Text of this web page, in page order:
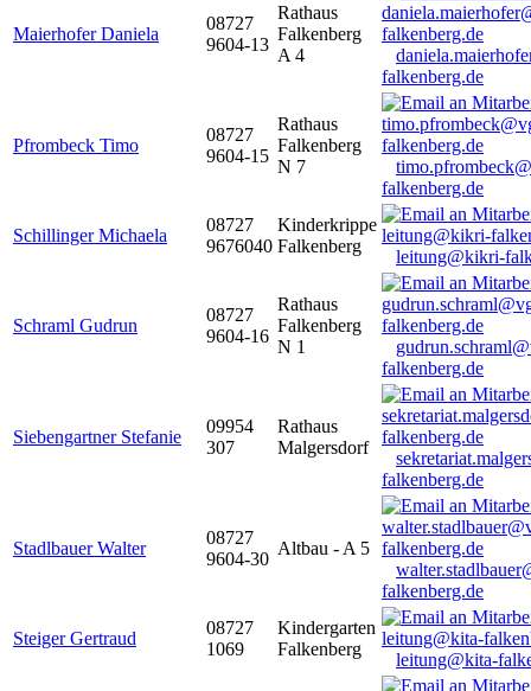
Maierhofer Daniela
08727
9604-13
Rathaus
Falkenberg
A 4
falkenberg.de
Pfrombeck Timo
08727
9604-15
Rathaus
Falkenberg
N 7
falkenberg.de
Schillinger Michaela
08727
9676040
Kinderkrippe
Falkenberg
leitung@kikri-
Schraml Gudrun
08727
9604-16
Rathaus
Falkenberg
N 1
falkenberg.de
Siebengartner Stefanie
09954
307
Rathaus
Malgersdorf
falkenberg.de
Stadlbauer Walter
08727
9604-30
Altbau - A 5
falkenberg.de
Steiger Gertraud
08727
1069
Kindergarten
Falkenberg
leitung@kita-